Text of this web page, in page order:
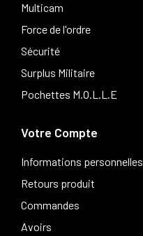
Multicam
Force de l'ordre
Sécurité
Surplus Militaire
Pochettes M.O.L.L.E
Votre Compte
Informations personnelles
Retours produit
Commandes
Avoirs